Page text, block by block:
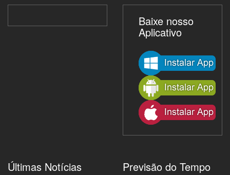
Baixe nosso
Aplicativo
Últimas Notícias Previsão do Tempo